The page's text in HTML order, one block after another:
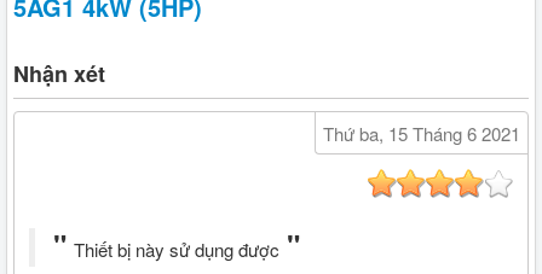
5AG1 4kW (5HP)
Nhận xét
Thứ ba, 15 Tháng 6 2021
Thiết bị này sử dụng được